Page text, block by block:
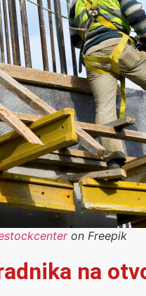
on Freepik
na